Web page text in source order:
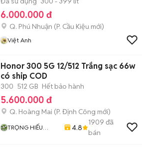
6.000.000 đ
Q. Phú Nhuận (P. Cầu Kiệu mới)
Việt Anh
Honor 300 5G 12/512 Trắng sạc 66w
có ship COD
300 512 GB Hết bảo hành
5.600.000 đ
Q. Hoàng Mai (P. Định Công mới)
TRỌNG HIẾU
4.8
1909 đã
bán